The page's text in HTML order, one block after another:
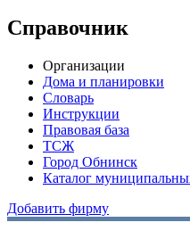
Справочник
Организации
Дома и планировки
Словарь
Инструкции
Правовая база
ТСЖ
Город Обнинск
Каталог
Добавить фирму